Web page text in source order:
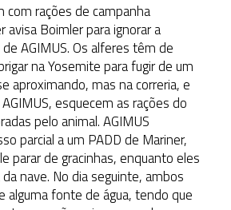
com rações de campanha
avisa Boimler para ignorar a
AGIMUS. Os alferes têm de
na Yosemite para fugir de um
aproximando, mas na correria, e
esquecem as rações do
pelo animal. AGIMUS
parcial a um PADD de Mariner,
parar de gracinhas, enquanto eles
nave. No dia seguinte, ambos
alguma fonte de água, tendo que